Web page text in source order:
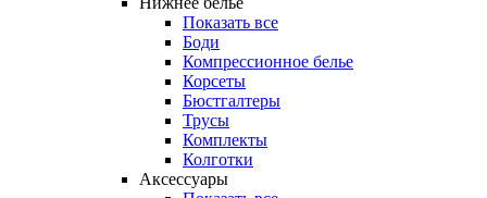
Показать все
Боди
Компрессионное белье
Корсеты
Бюстгалтеры
Трусы
Комплекты
Колготки
Аксессуары